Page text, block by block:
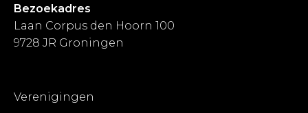
Bezoekadres
Laan Corpus den Hoorn 100
9728 JR Groningen
Verenigingen